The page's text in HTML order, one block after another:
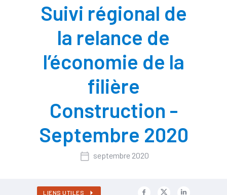
Suivi régional de
la relance de
l’économie de la
filière
Construction -
Septembre 2020
septembre 2020
LIENS UTILES